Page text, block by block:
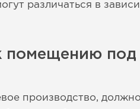
различаться в
помещению
производство,